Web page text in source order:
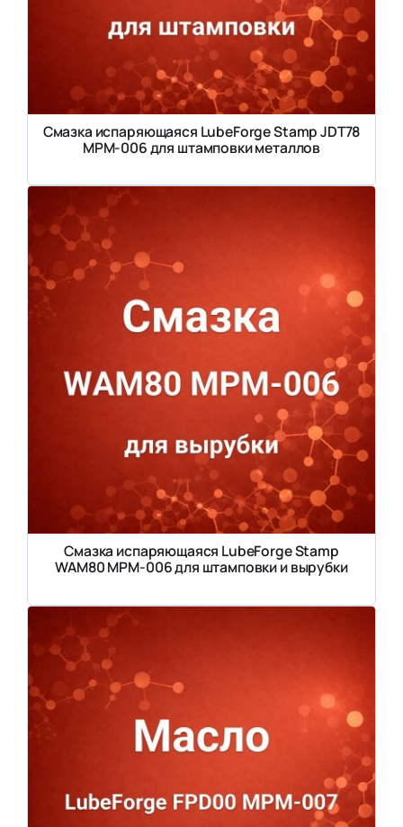
Смазка испаряющаяся LubeForge Stamp JDT78
MPM-006 для штамповки металлов
Смазка испаряющаяся LubeForge Stamp
WAM80 MPM-006 для штамповки и вырубки